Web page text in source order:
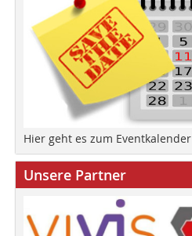
Hier geht es zum Eventkalender
Unsere Partner